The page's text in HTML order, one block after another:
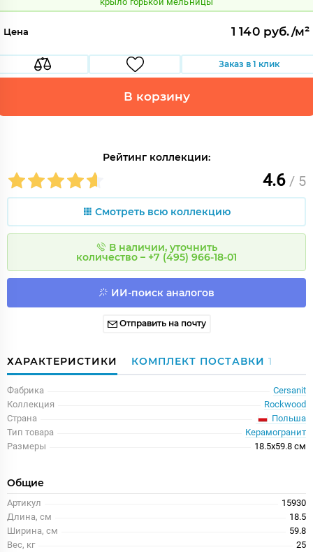
Цена 1 140 руб./м²
Заказ в 1 клик
В корзину
Рейтинг коллекции:
4.6 / 5
Смотреть всю коллекцию
В наличии, уточнить
количество – +7 (495) 966-18-01
ИИ-поиск аналогов
Отправить на почту
ХАРАКТЕРИСТИКИ КОМПЛЕКТ ПОСТАВКИ 1
Фабрика
Cersanit
Коллекция
Rockwood
Страна
Польша
Тип товара
Керамогранит
Размеры
18.5x59.8 см
Общие
Артикул
15930
Длина, см
18.5
Ширина, см
59.8
Вес, кг
25